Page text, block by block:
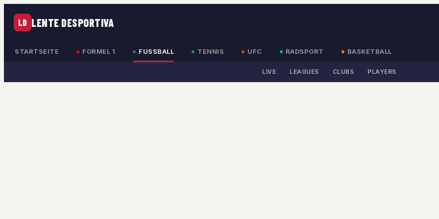
LD LENTE DESPORTIVA
STARTSEITE FORMEL 1 FUSSBALL TENNIS UFC RADSPORT BASKETBALL
LIVE LEAGUES CLUBS PLAYERS